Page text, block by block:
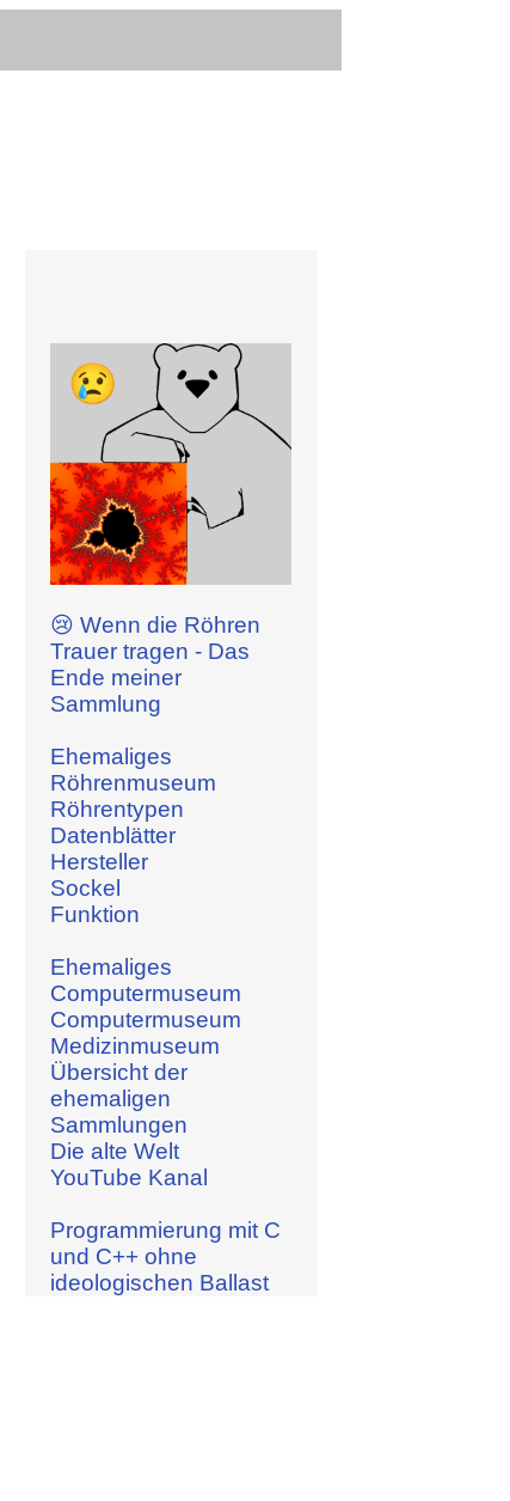
😢 Wenn die Röhren
Trauer tragen - Das
Ende meiner
Sammlung
Ehemaliges
Röhrenmuseum
Röhrentypen
Datenblätter
Hersteller
Sockel
Funktion
Ehemaliges
Computermuseum
Computermuseum
Medizinmuseum
Übersicht der
ehemaligen
Sammlungen
Die alte Welt
YouTube Kanal
Programmierung mit C
und C++ ohne
ideologischen Ballast